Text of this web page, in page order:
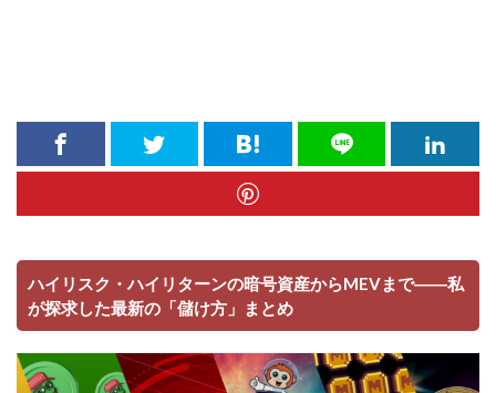
ハイリスク・ハイリターンの暗号資産からMEVまで――私
が探求した最新の「儲け方」まとめ